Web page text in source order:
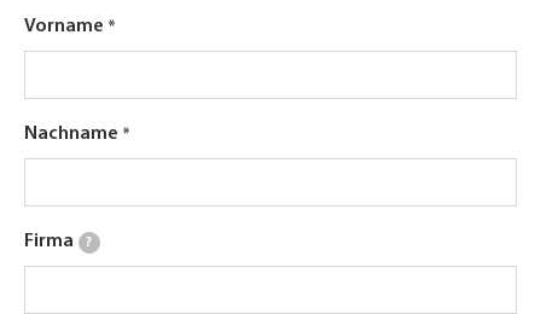
Vorname
Nachname
Firma ?